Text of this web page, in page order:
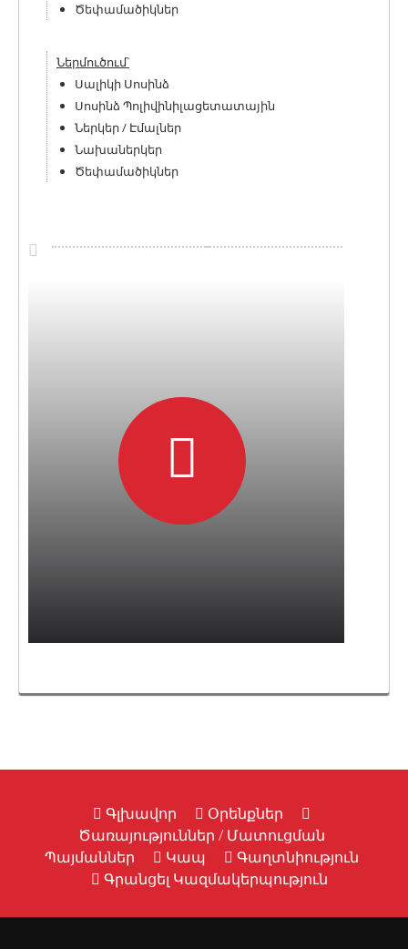
Ծեփամածիկներ
Ներմուծում՝
Սալիկի Սոսինձ
Սոսինձ Պոլիվինիլացետատային
Ներկեր / Էմալներ
Նախաներկեր
Ծեփամածիկներ
Գլխավոր
Օրենքներ
Ծառայություններ / Մատուցման
Պայմաններ
Կապ
Գաղտնիություն
Գրանցել Կազմակերպություն